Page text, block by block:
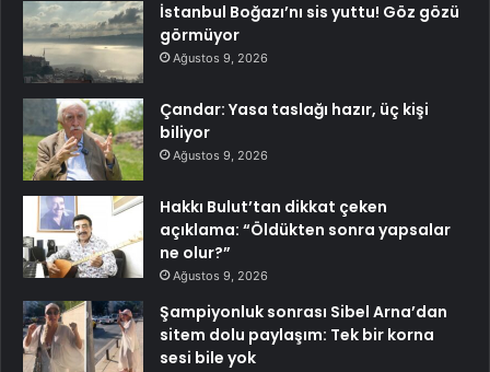
İstanbul Boğazı’nı sis yuttu! Göz gözü
görmüyor
Ağustos 9, 2026
Çandar: Yasa taslağı hazır, üç kişi
biliyor
Ağustos 9, 2026
Hakkı Bulut’tan dikkat çeken
açıklama: “Öldükten sonra yapsalar
ne olur?”
Ağustos 9, 2026
Şampiyonluk sonrası Sibel Arna’dan
sitem dolu paylaşım: Tek bir korna
sesi bile yok